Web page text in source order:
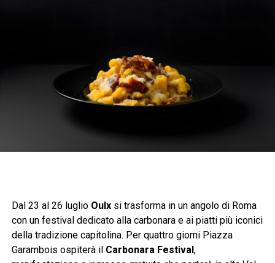
Dal 23 al 26 luglio Oulxsi trasforma in un angolo di Roma
con un festival dedicato alla carbonara e ai piatti più iconici
della tradizione capitolina. Per quattro giorni Piazza
Garambois ospiterà il Carbonara Festival ,